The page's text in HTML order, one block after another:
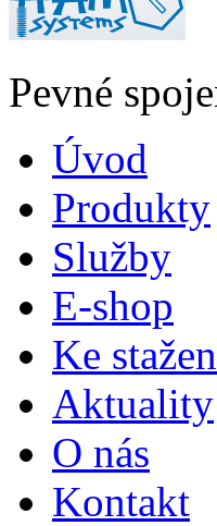
Pevné
Úvod
Produkty
Služby
E-shop
Ke
Aktuality
O nás
Kontakt